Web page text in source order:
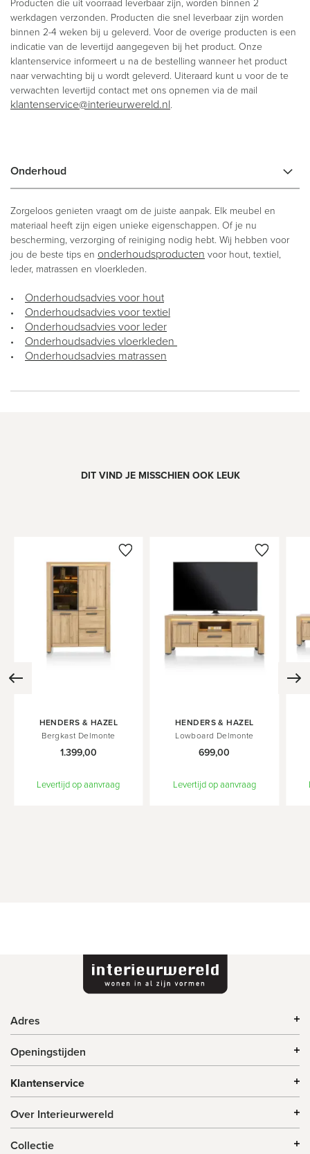
werkdagen verzonden. Producten die snel leverbaar zijn worden
binnen 2-4 weken bij u geleverd. Voor de overige producten is een
indicatie van de levertijd aangegeven bij het product. Onze
klantenservice informeert u na de bestelling wanneer het product
naar verwachting bij u wordt geleverd. Uiteraard kunt u voor de te
verwachten levertijd contact met ons opnemen via de mail
klantenservice@interieurwereld.nl.
Onderhoud
Zorgeloos genieten vraagt om de juiste aanpak. Elk meubel en
materiaal heeft zijn eigen unieke eigenschappen. Of je nu
bescherming, verzorging of reiniging nodig hebt. Wij hebben voor
jou de beste tips en onderhoudsproducten voor hout, textiel,
leder, matrassen en vloerkleden.
• Onderhoudsadvies voor hout
• Onderhoudsadvies voor textiel
• Onderhoudsadvies voor leder
• Onderhoudsadvies vloerkleden
• Onderhoudsadvies matrassen
DIT VIND JE MISSCHIEN OOK LEUK
HENDERS & HAZEL
Bergkast Delmonte
1.399,00
Levertijd op aanvraag
Winkelwagen
HENDERS & HAZEL
Lowboard Delmonte
699,00
Levertijd op aanvraag
Winkelwagen
Adres
Openingstijden
Klantenservice
Over Interieurwereld
Collectie